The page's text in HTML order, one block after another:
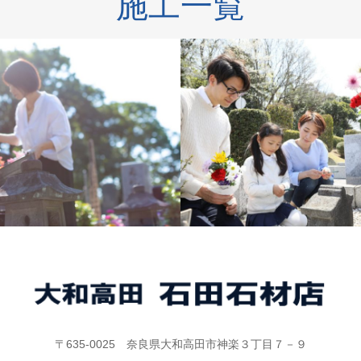
施工例 施工例
〒635-0025 奈良県大和高田市神楽３丁目７－９